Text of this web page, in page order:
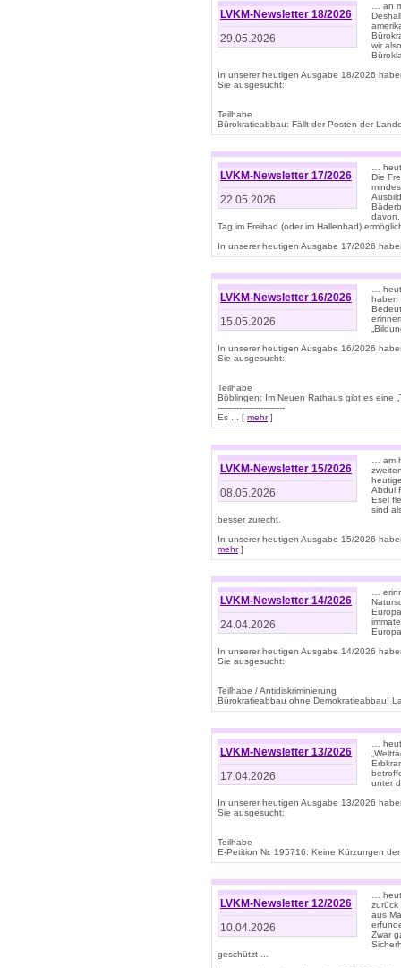
LVKM-Newsletter 18/2026
29.05.2026
… an
wir
In unserer heutigen Ausgabe 18/2026
Sie ausgesucht:
Teilhabe
Bürokratieabbau: Fällt der Posten der
LVKM-Newsletter 17/2026
22.05.2026
…
Die
davon.
Tag im Freibad (oder im Hallenbad)
In unserer heutigen Ausgabe 17/2026
LVKM-Newsletter 16/2026
15.05.2026
…
haben
In unserer heutigen Ausgabe 16/2026
Sie ausgesucht:
Teilhabe
Böblingen: Im Neuen Rathaus gibt es eine
-------------------------
Es ... [ mehr]
LVKM-Newsletter 15/2026
08.05.2026
… am
Abdul
Esel
sind
besser zurecht.
In unserer heutigen Ausgabe 15/2026
mehr]
LVKM-Newsletter 14/2026
24.04.2026
…
In unserer heutigen Ausgabe 14/2026
Sie ausgesucht:
Teilhabe / Antidiskriminierung
Bürokratieabbau ohne Demokratieabbau!
LVKM-Newsletter 13/2026
17.04.2026
…
unter
In unserer heutigen Ausgabe 13/2026
Sie ausgesucht:
Teilhabe
E-Petition Nr. 195716: Keine Kürzungen
LVKM-Newsletter 12/2026
10.04.2026
…
zurück
aus
Zwar
geschützt ...